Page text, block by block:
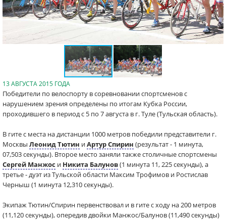
13 АВГУСТА 2015 ГОДА
Победители по велоспорту в соревновании спортсменов с
нарушением зрения определены по итогам Кубка России,
проходившего в период с 5 по 7 августа в г. Туле (Тульская область).
В гите с места на дистанции 1000 метров победили представители г.
Москвы Леонид Тютин иАртур Спирин (результат - 1 минута,
07,503 секунды). Второе место заняли также столичные спортсмены
Сергей Манжос и Никита Балунов(1 минута 11, 225 секунды), а
третье - дуэт из Тульской области Максим Трофимов и Ростислав
Черныш (1 минута 12,310 секунды).
Экипаж Тютин/Спирин первенствовал и в гите с ходу на 200 метров
(11,120 секунды), опередив двойки Манжос/Балунов (11,490 секунды)